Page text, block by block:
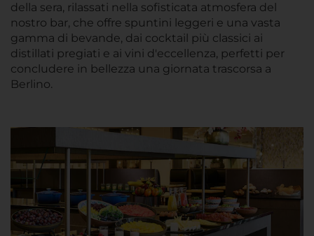
della sera, rilassati nella sofisticata atmosfera del
nostro bar, che offre spuntini leggeri e una vasta
gamma di bevande, dai cocktail più classici ai
distillati pregiati e ai vini d'eccellenza, perfetti per
concludere in bellezza una giornata trascorsa a
Berlino.